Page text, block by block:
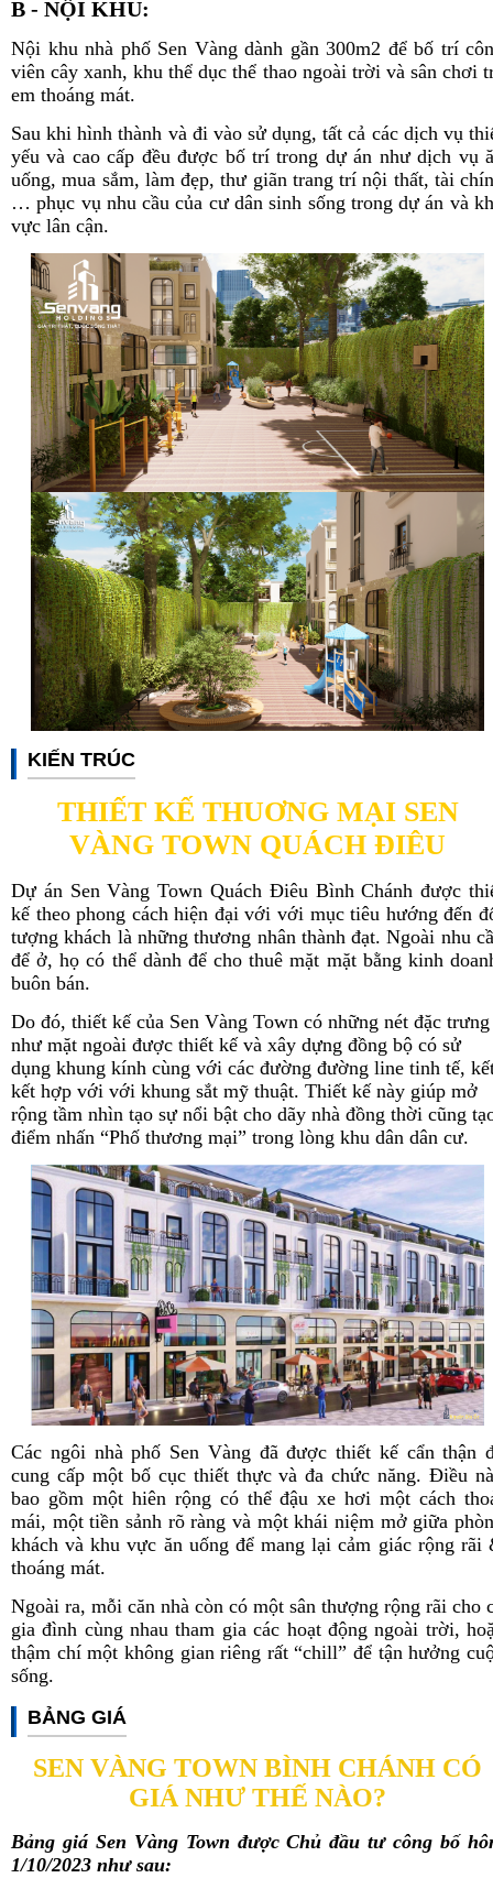
B - NỘI KHU:
Nội khu nhà phố Sen Vàng dành gần 300m2 để bố trí
viên cây xanh, khu thể dục thể thao ngoài trời và sân chơi
em thoáng mát.
Sau khi hình thành và đi vào sử dụng, tất cả các dịch vụ
yếu và cao cấp đều được bố trí trong dự án như dịch vụ
uống, mua sắm, làm đẹp, thư giãn trang trí nội thất, tài
… phục vụ nhu cầu của cư dân sinh sống trong dự án và
vực lân cận.
KIẾN TRÚC
THIẾT KẾ THUƠNG MẠI SEN
VÀNG TOWN QUÁCH ĐIÊU
Dự án Sen Vàng Town Quách Điêu Bình Chánh được
kế theo phong cách hiện đại với với mục tiêu hướng đến
tượng khách là những thương nhân thành đạt. Ngoài nhu
để ở, họ có thể dành để cho thuê mặt mặt bằng kinh
buôn bán.
Do đó, thiết kế của Sen Vàng Town có những nét đặc trưng
như mặt ngoài được thiết kế và xây dựng đồng bộ có sử
dụng khung kính cùng với các đường đường line tinh tế,
kết hợp với với khung sắt mỹ thuật. Thiết kế này giúp mở
rộng tầm nhìn tạo sự nổi bật cho dãy nhà đồng thời cũng
điểm nhấn “Phố thương mại” trong lòng khu dân dân cư.
Các ngôi nhà phố Sen Vàng đã được thiết kế cẩn thận
cung cấp một bố cục thiết thực và đa chức năng. Điều
bao gồm một hiên rộng có thể đậu xe hơi một cách
mái, một tiền sảnh rõ ràng và một khái niệm mở giữa
khách và khu vực ăn uống để mang lại cảm giác rộng rãi
thoáng mát.
Ngoài ra, mỗi căn nhà còn có một sân thượng rộng rãi cho
gia đình cùng nhau tham gia các hoạt động ngoài trời,
thậm chí một không gian riêng rất “chill” để tận hưởng
sống.
BẢNG GIÁ
SEN VÀNG TOWN BÌNH CHÁNH CÓ
GIÁ NHƯ THẾ NÀO?
Bảng giá Sen Vàng Town được Chủ đầu tư công bố
1/10/2023 như sau: